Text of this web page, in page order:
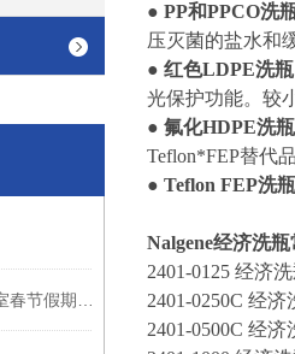
● PP和PPCO洗
压灭菌的盐水和
● 红色LDPE洗
光保护功能。较
● 氟化HDPE洗
Teflon*FEP替代
● Teflon FEP洗
Nalgene经济洗瓶
2401-0125 经济
2401-0250C 经济
2401-0500C 经济